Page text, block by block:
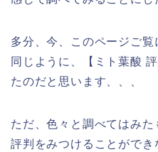
多分、今、このページご
同じように、【ミト葉酸
たのだと思います、、、
ただ、色々と調べてはみ
評判をみつけることができ